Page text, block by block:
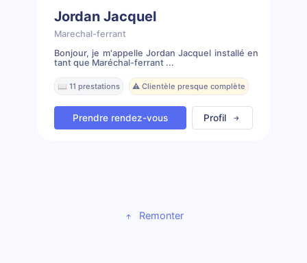
Jordan Jacquel
Marechal-ferrant
Bonjour, je m'appelle Jordan Jacquel installé en
tant que Maréchal-ferrant ...
📖 11 prestations ⚠️ Clientèle presque complète
Prendre rendez-vous Profil
Remonter